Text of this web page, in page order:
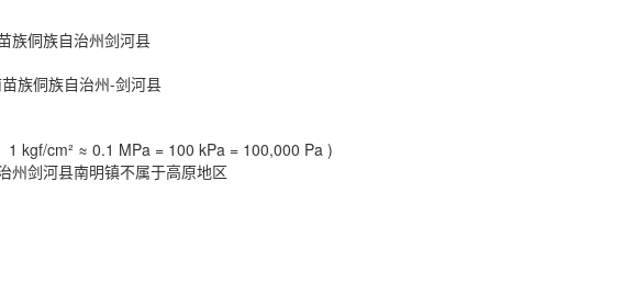
族侗族自治州剑河县
族侗族自治州-剑河县
1 kgf/cm² ≈ 0.1 MPa = 100 kPa = 100,000 Pa )
州剑河县南明镇不属于高原地区